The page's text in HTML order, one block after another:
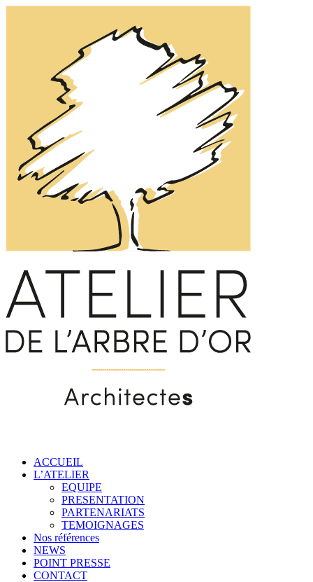
ACCUEIL
L’ATELIER
EQUIPE
PRESENTATION
PARTENARIATS
TEMOIGNAGES
Nos références
NEWS
POINT PRESSE
CONTACT